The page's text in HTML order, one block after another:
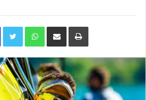
FacebookTwitterWhatsAppCompartirImprimir